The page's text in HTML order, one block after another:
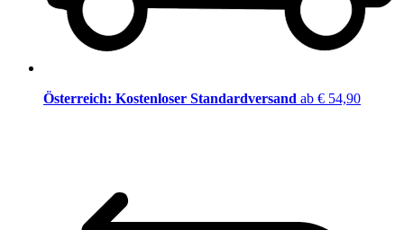
Österreich: Kostenloser Standardversand ab € 54,90